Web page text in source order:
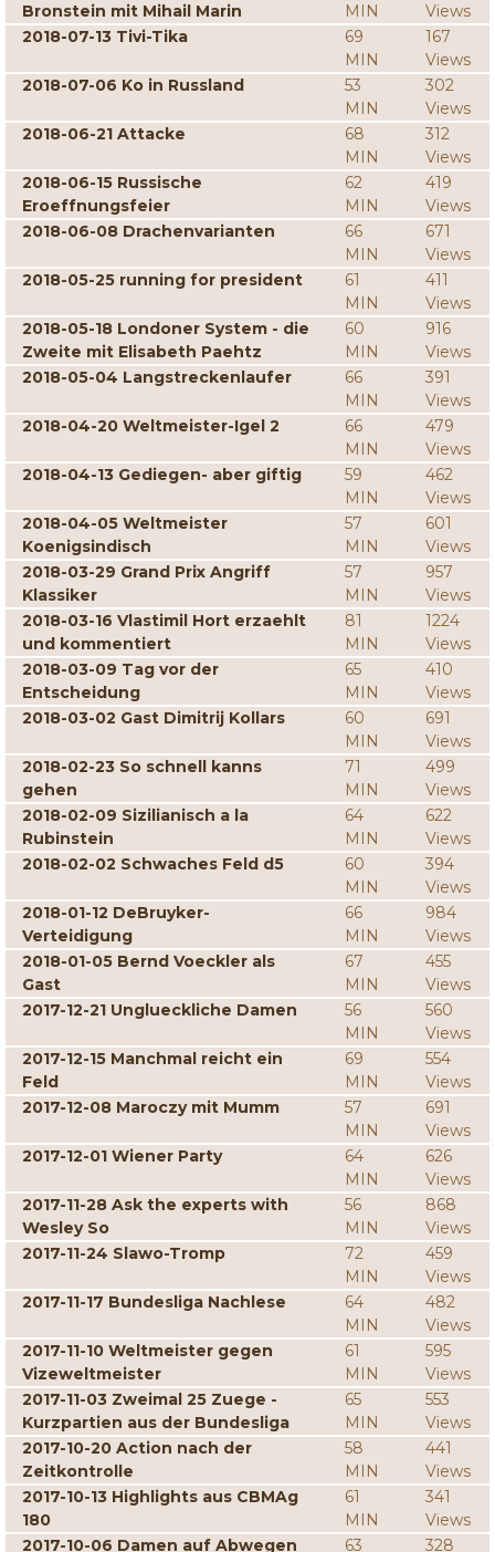
Bronstein mit Mihail Marin
MIN
Views
2018-07-13 Tivi-Tika
69
MIN
167
Views
2018-07-06 Ko in Russland
53
MIN
302
Views
2018-06-21 Attacke
68
MIN
312
Views
2018-06-15 Russische
Eroeffnungsfeier
62
MIN
419
Views
2018-06-08 Drachenvarianten
66
MIN
671
Views
2018-05-25 running for president
61
MIN
411
Views
2018-05-18 Londoner System - die
Zweite mit Elisabeth Paehtz
60
MIN
916
Views
2018-05-04 Langstreckenlaufer
66
MIN
391
Views
2018-04-20 Weltmeister-Igel 2
66
MIN
479
Views
2018-04-13 Gediegen- aber giftig
59
MIN
462
Views
2018-04-05 Weltmeister
Koenigsindisch
57
MIN
601
Views
2018-03-29 Grand Prix Angriff
Klassiker
57
MIN
957
Views
2018-03-16 Vlastimil Hort erzaehlt
und kommentiert
81
MIN
1224
Views
2018-03-09 Tag vor der
Entscheidung
65
MIN
410
Views
2018-03-02 Gast Dimitrij Kollars
60
MIN
691
Views
2018-02-23 So schnell kanns
gehen
71
MIN
499
Views
2018-02-09 Sizilianisch a la
Rubinstein
64
MIN
622
Views
2018-02-02 Schwaches Feld d5
60
MIN
394
Views
2018-01-12 DeBruyker-
Verteidigung
66
MIN
984
Views
2018-01-05 Bernd Voeckler als
Gast
67
MIN
455
Views
2017-12-21 Unglueckliche Damen
56
MIN
560
Views
2017-12-15 Manchmal reicht ein
Feld
69
MIN
554
Views
2017-12-08 Maroczy mit Mumm
57
MIN
691
Views
2017-12-01 Wiener Party
64
MIN
626
Views
2017-11-28 Ask the experts with
Wesley So
56
MIN
868
Views
2017-11-24 Slawo-Tromp
72
MIN
459
Views
2017-11-17 Bundesliga Nachlese
64
MIN
482
Views
2017-11-10 Weltmeister gegen
Vizeweltmeister
61
MIN
595
Views
2017-11-03 Zweimal 25 Zuege -
Kurzpartien aus der Bundesliga
65
MIN
553
Views
2017-10-20 Action nach der
Zeitkontrolle
58
MIN
441
Views
2017-10-13 Highlights aus CBMAg
180
61
MIN
341
Views
2017-10-06 Damen auf Abwegen
63 328